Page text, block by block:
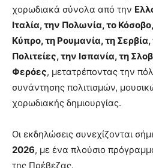
χορωδιακά σύνολα από την
Ιταλία, την Πολωνία, το
Κύπρο, τη Ρουμανία, τη
Πολιτείες, την Ισπανία, τη
Φερόες, μετατρέποντας την
συνάντησης πολιτισμών,
χορωδιακής δημιουργίας.
Οι εκδηλώσεις συνεχίζονται
2026, με ένα πλούσιο
της Πρέβεζας.